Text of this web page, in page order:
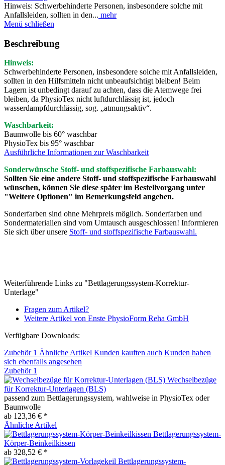
Hinweis: Schwerbehinderte Personen, insbesondere solche mit
Anfallsleiden, sollten in den... mehr
Menü schließen
Beschreibung
Hinweis:
Schwerbehinderte Personen, insbesondere solche mit Anfallsleiden,
sollten in den Hilfsmitteln nicht unbeaufsichtigt bleiben! Beim
Lagern ist unbedingt darauf zu achten, dass die Atemwege frei
bleiben, da PhysioTex nicht luftdurchlässig ist, jedoch
wasserdampfdurchlässig, sog. „atmungsaktiv“.
Waschbarkeit:
Baumwolle bis 60° waschbar
PhysioTex bis 95° waschbar
Ausführliche Informationen zur Waschbarkeit
Sonderwünsche Stoff- und stoffspezifische Farbauswahl:
Sollten Sie eine andere Stoff- und stoffspezifische Farbauswahl
wünschen, können Sie diese später im Bestellvorgang unter
"Weitere Optionen" im Bemerkungsfeld angeben.
Sonderfarben sind ohne Mehrpreis möglich. Sonderfarben und
Sondermaterialien sind vom Umtausch ausgeschlossen! Informieren
Sie sich über unsere Stoff- und stoffspezifische Farbauswahl.
Weiterführende Links zu "Bettlagerungssystem-Korrektur-
Unterlage"
Fragen zum Artikel?
Weitere Artikel von Enste PhysioForm Reha GmbH
Verfügbare Downloads:
Zubehör 1 Ähnliche Artikel Kunden kauften auch Kunden haben
sich ebenfalls angesehen
Zubehör 1
Wechselbezüge
für Korrektur-Unterlagen (BLS)
passend zum Bettlagerungssystem, wahlweise in PhysioTex oder
Baumwolle
ab 123,36 € *
Ähnliche Artikel
Bettlagerungssystem-
Körper-Beinkeilkissen
ab 328,52 € *
Bettlagerungssystem-